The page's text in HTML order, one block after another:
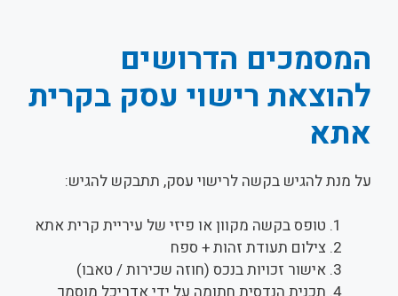
המסמכים הדרושים
להוצאת רישוי עסק בקרית
אתא
על מנת להגיש בקשה לרישוי עסק, תתבקש להגיש:
טופס בקשה מקוון או פיזי של עיריית קרית אתא
צילום תעודת זהות + ספח
אישור זכויות בנכס (חוזה שכירות / טאבו)